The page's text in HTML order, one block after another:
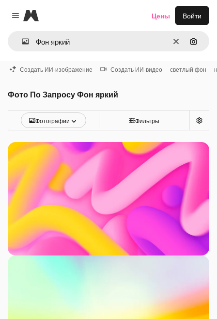
Close menu
Magnific
ОчиститьПоиск
Цены Войти
Создать ИИ-изображение Создать ИИ-видео светлый фон
Фото По Запросу Фон яркий
Фотографии Фильтры